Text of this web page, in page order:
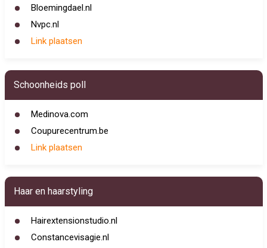
Bloemingdael.nl
Nvpc.nl
Link plaatsen
Schoonheids poll
Medinova.com
Coupurecentrum.be
Link plaatsen
Haar en haarstyling
Hairextensionstudio.nl
Constancevisagie.nl